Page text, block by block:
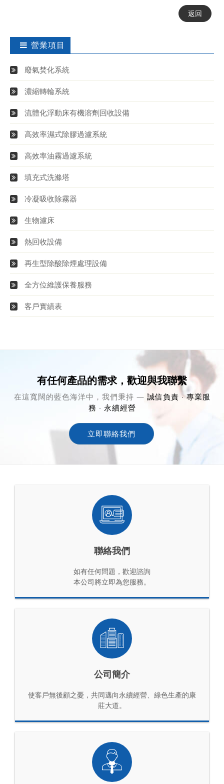
返回
營業項目
廢氣焚化系統
濃縮轉輪系統
流體化浮動床有機溶劑回收設備
高效率濕式除膠過濾系統
高效率油霧過濾系統
填充式洗滌塔
冷凝吸收除霧器
生物濾床
熱回收設備
再生型除酸除煙處理設備
全方位維護保養服務
客戶實績表
有任何產品的需求，歡迎與我聯繫
在這寬闊的藍色海洋中，我們秉持 — 誠信負責 ‧專業服
務 ‧ 永續經營
立即聯絡我們
聯絡我們
如有任何問題，歡迎諮詢
本公司將立即為您服務。
公司簡介
使客戶無後顧之憂，共同邁向永續經營、綠色生產的康
莊大道。